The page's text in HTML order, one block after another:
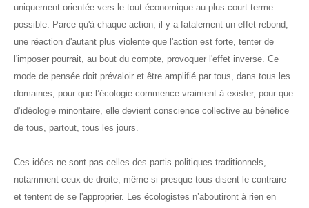
uniquement orientée vers le tout économique au plus court terme
possible. Parce qu'à chaque action, il y a fatalement un effet rebond,
une réaction d'autant plus violente que l'action est forte, tenter de
l'imposer pourrait, au bout du compte, provoquer l'effet inverse. Ce
mode de pensée doit prévaloir et être amplifié par tous, dans tous les
domaines, pour que l’écologie commence vraiment à exister, pour que
d’idéologie minoritaire, elle devient conscience collective au bénéfice
de tous, partout, tous les jours.
Ces idées ne sont pas celles des partis politiques traditionnels,
notamment ceux de droite, même si presque tous disent le contraire
et tentent de se l'approprier. Les écologistes n’aboutiront à rien en